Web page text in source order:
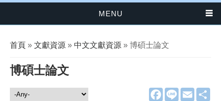
MENU
您在這裡
首頁 » 文獻資源 » 中文文獻資源 » 博碩士論文
博碩士論文
F
a
L
E
m
文獻資源